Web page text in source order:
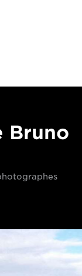
Bruno